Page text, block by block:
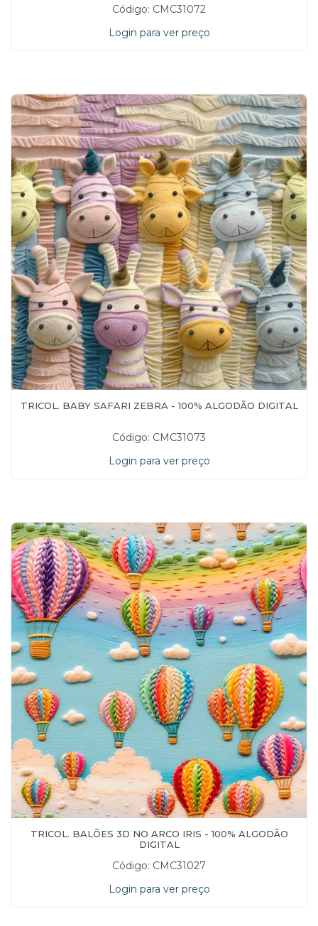
Código: CMC31072
Login para ver preço
TRICOL. BABY SAFARI ZEBRA - 100% ALGODÃO DIGITAL
Código: CMC31073
Login para ver preço
TRICOL. BALÕES 3D NO ARCO IRIS - 100% ALGODÃO
DIGITAL
Código: CMC31027
Login para ver preço